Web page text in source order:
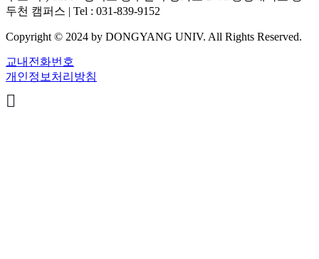
두천 캠퍼스 | Tel : 031-839-9152
Copyright © 2024 by DONGYANG UNIV. All Rights Reserved.
교내전화번호
개인정보처리방침